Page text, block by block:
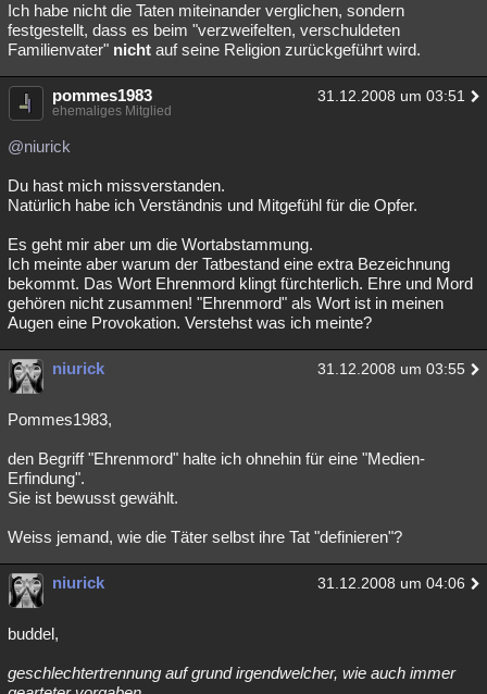
Ich habe nicht die Taten miteinander verglichen, sondern
festgestellt, dass es beim "verzweifelten, verschuldeten
Familienvater" nicht auf seine Religion zurückgeführt wird.
pommes1983 31.12.2008 um 03:51
ehemaliges Mitglied
@niurick
Du hast mich missverstanden.
Natürlich habe ich Verständnis und Mitgefühl für die Opfer.
Es geht mir aber um die Wortabstammung.
Ich meinte aber warum der Tatbestand eine extra Bezeichnung
bekommt. Das Wort Ehrenmord klingt fürchterlich. Ehre und Mord
gehören nicht zusammen! "Ehrenmord" als Wort ist in meinen
Augen eine Provokation. Verstehst was ich meinte?
niurick 31.12.2008 um 03:55
Pommes1983,
den Begriff "Ehrenmord" halte ich ohnehin für eine "Medien-
Erfindung".
Sie ist bewusst gewählt.
Weiss jemand, wie die Täter selbst ihre Tat "definieren"?
niurick 31.12.2008 um 04:06
buddel,
geschlechtertrennung auf grund irgendwelcher, wie auch immer